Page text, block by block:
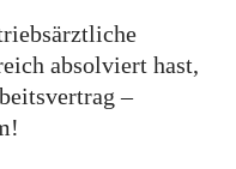
absolviert hast,
–